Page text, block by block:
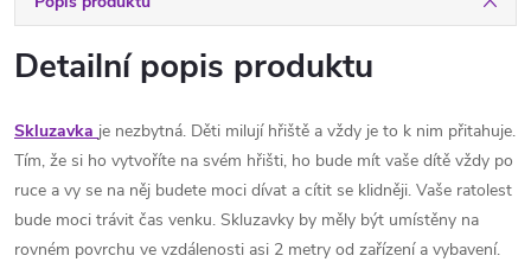
Detailní popis produktu
Skluzavka je nezbytná. Děti milují hřiště a vždy je to k nim přitahuje.
Tím, že si ho vytvoříte na svém hřišti, ho bude mít vaše dítě vždy po
ruce a vy se na něj budete moci dívat a cítit se klidněji. Vaše ratolest
bude moci trávit čas venku. Skluzavky by měly být umístěny na
rovném povrchu ve vzdálenosti asi 2 metry od zařízení a vybavení.